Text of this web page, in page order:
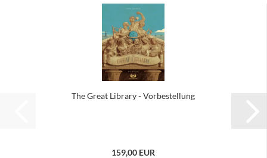
The Great Library - Vorbestellung
159,00 EUR